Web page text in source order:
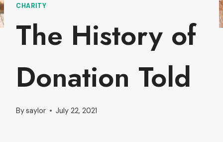
CHARITY
The History of
Donation Told
Bysaylor July 22, 2021